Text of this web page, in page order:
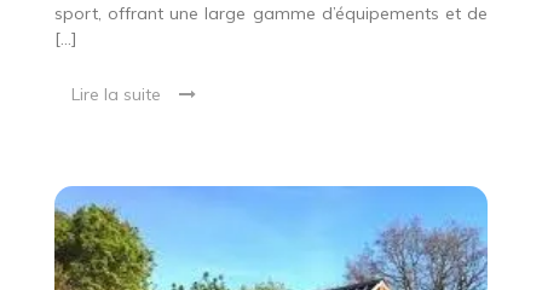
sport, offrant une large gamme d’équipements et de
[…]
Lire la suite